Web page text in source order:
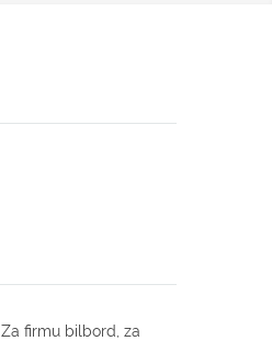
Za firmu bilbord, za